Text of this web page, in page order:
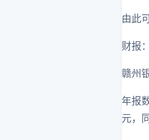
由此
财报
赣州
年报
元，